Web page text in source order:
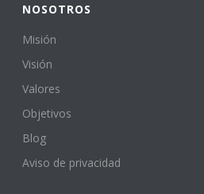
NOSOTROS
Misión
Visión
Valores
Objetivos
Blog
Aviso de privacidad